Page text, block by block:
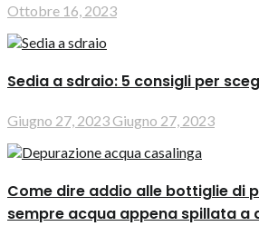
Ottobre 16, 2023
Sedia a sdraio: 5 consigli per
Giugno 27, 2023Giugno 27, 2023
Come dire addio alle bottiglie di
sempre acqua appena spillata a